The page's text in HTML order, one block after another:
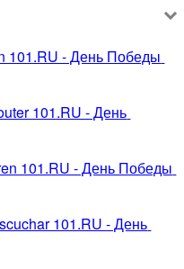
101.RU - День Победы
101.RU - День
101.RU - День Победы
101.RU - День